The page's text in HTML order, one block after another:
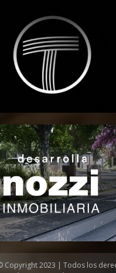
Copyright 2023 | Todos los